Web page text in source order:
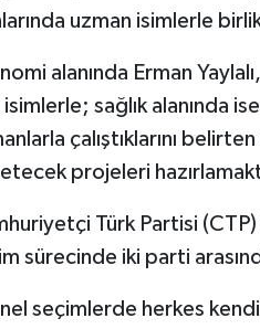
uzman isimlerle
alanında Erman
sağlık alanında
çalıştıklarını
projeleri
Türk Partisi
sürecinde iki parti
seçimlerde herkes